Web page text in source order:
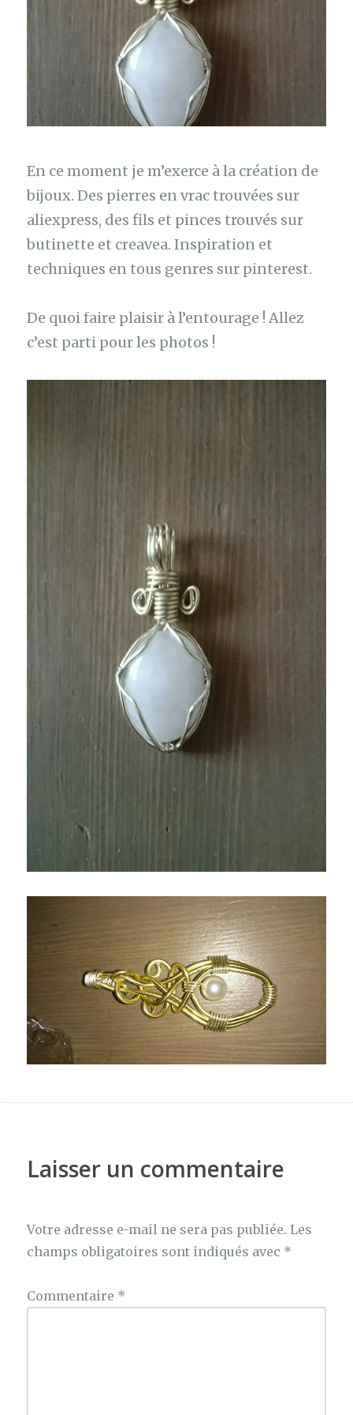
En ce moment je m’exerce à la création de
bijoux. Des pierres en vrac trouvées sur
aliexpress, des fils et pinces trouvés sur
butinette et creavea. Inspiration et
techniques en tous genres sur pinterest.
De quoi faire plaisir à l’entourage ! Allez
c’est parti pour les photos !
Laisser un commentaire
Votre adresse e-mail ne sera pas publiée. Les
champs obligatoires sont indiqués avec *
Commentaire *